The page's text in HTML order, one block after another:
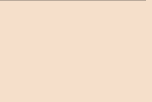
务工作，兼任董事会秘